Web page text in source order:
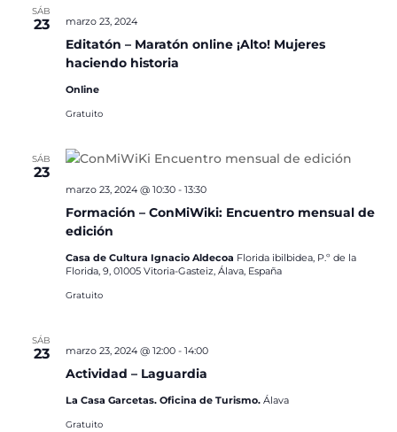
SÁB
23
Editatón – Maratón online ¡Alto! Mujeres
haciendo historia
marzo 23, 2024
Online
Gratuito
SÁB
23
Formación – ConMiWiki: Encuentro mensual de
edición
marzo 23, 2024 @ 10:30- 13:30
Casa de Cultura Ignacio Aldecoa Florida ibilbidea, P.º de la
Florida, 9, 01005 Vitoria-Gasteiz, Álava, España
Gratuito
SÁB
23
Actividad – Laguardia
marzo 23, 2024 @ 12:00- 14:00
La Casa Garcetas. Oficina de Turismo. Álava
Gratuito